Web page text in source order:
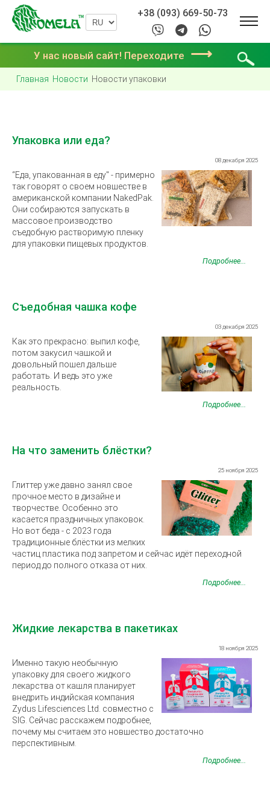
+38 (093) 669-50-73
У нас новый сайт! Переходите ⟶
Главная Новости Новости упаковки
Упаковка или еда?
08 декабря 2025
“Еда, упакованная в еду" - примерно
так говорят о своем новшестве в
американской компании NakedPak.
Они собираются запускать в
массовое производство
съедобную растворимую пленку
для упаковки пищевых продуктов.
Подробнее...
Съедобная чашка кофе
03 декабря 2025
Как это прекрасно: выпил кофе,
потом закусил чашкой и
довольный пошел дальше
работать. И ведь это уже
реальность.
Подробнее...
На что заменить блёстки?
25 ноября 2025
Глиттер уже давно занял свое
прочное место в дизайне и
творчестве. Особенно это
касается праздничных упаковок.
Но вот беда - с 2023 года
традиционные блёстки из мелких
частиц пластика под запретом и сейчас идёт переходной
период до полного отказа от них.
Подробнее...
Жидкие лекарства в пакетиках
18 ноября 2025
Именно такую необычную
упаковку для своего жидкого
лекарства от кашля планирует
внедрить индийская компания
Zydus Lifesciences Ltd. совместно с
SIG. Сейчас расскажем подробнее,
почему мы считаем это новшество достаточно
перспективным.
Подробнее...